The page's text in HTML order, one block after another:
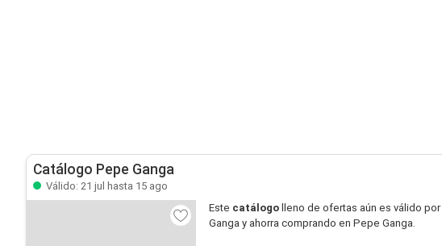
Catálogo Pepe Ganga
Válido: 21 jul hasta 15 ago
Este catálogo lleno de ofertas aún es válido por
Ganga y ahorra comprando en Pepe Ganga.